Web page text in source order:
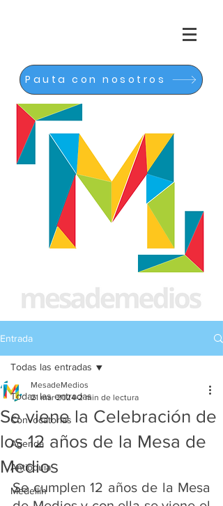
Pauta con nosotros
Entrada
Todas las entradas
Convocatorias
Agenda
Antioquia
Medellín
Todas las entradas
Se viene la Celebración de
los 12 años de la Mesa de
Medios
MesadeMedios
21 mar 2024 2 min de lectura
Se cumplen 12 años de la Mesa